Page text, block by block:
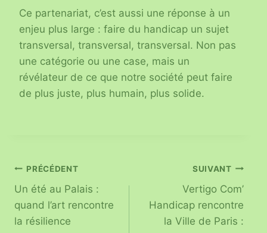
Ce partenariat, c’est aussi une réponse à un
enjeu plus large : faire du handicap un sujet
transversal, transversal, transversal. Non pas
une catégorie ou une case, mais un
révélateur de ce que notre société peut faire
de plus juste, plus humain, plus solide.
PRÉCÉDENT
Un été au Palais :
quand l’art rencontre
la résilience
SUIVANT
Vertigo Com’
Handicap rencontre
la Ville de Paris :